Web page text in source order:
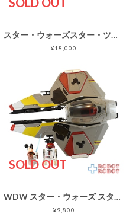
スター・ウォーズスター・ツアーズ スタースピーダー 1000 コレクション ＊2020B
¥18,000
SOLD OUT
WDW スター・ウォーズ スター・ツアーズ ジェダイミッキー スターファイター
¥9,800